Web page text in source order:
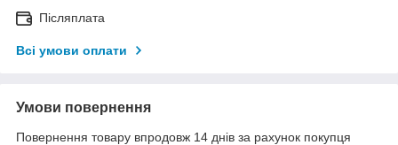
Післяплата
Всі умови оплати
Умови повернення
Повернення товару впродовж 14 днів за рахунок покупця